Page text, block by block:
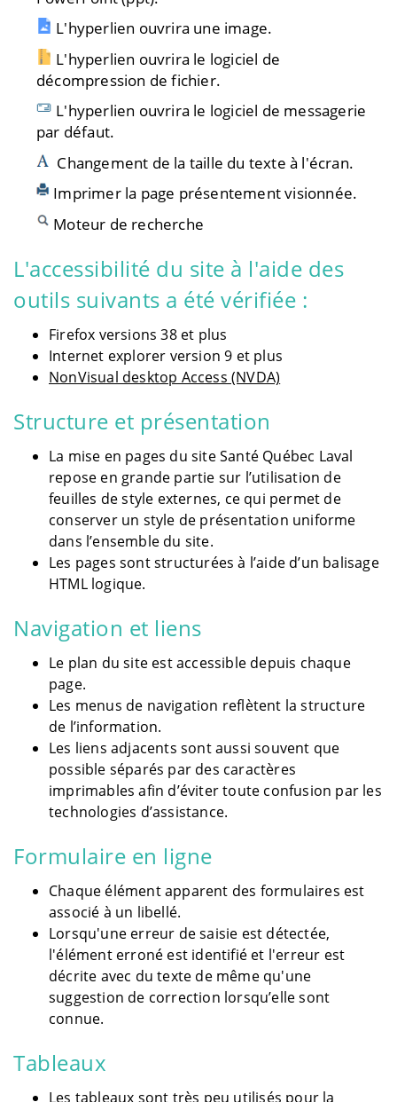
L'hyperlien ouvrira une image.
L'hyperlien ouvrira le logiciel de
décompression de fichier.
L'hyperlien ouvrira le logiciel de messagerie
par défaut.
Changement de la taille du texte à l'écran.
Imprimer la page présentement visionnée.
Moteur de recherche
L'accessibilité du site à l'aide des
outils suivants a été vérifiée :
Firefox versions 38 et plus
Internet explorer version 9 et plus
NonVisual desktop Access (NVDA)
Structure et présentation
La mise en pages du site Santé Québec Laval
repose en grande partie sur l’utilisation de
feuilles de style externes, ce qui permet de
conserver un style de présentation uniforme
dans l’ensemble du site.
Les pages sont structurées à l’aide d’un balisage
HTML logique.
Navigation et liens
Le plan du site est accessible depuis chaque
page.
Les menus de navigation reflètent la structure
de l’information.
Les liens adjacents sont aussi souvent que
possible séparés par des caractères
imprimables afin d’éviter toute confusion par les
technologies d’assistance.
Formulaire en ligne
Chaque élément apparent des formulaires est
associé à un libellé.
Lorsqu'une erreur de saisie est détectée,
l'élément erroné est identifié et l'erreur est
décrite avec du texte de même qu'une
suggestion de correction lorsqu’elle sont
connue.
Tableaux
Les tableaux sont très peu utilisés pour la